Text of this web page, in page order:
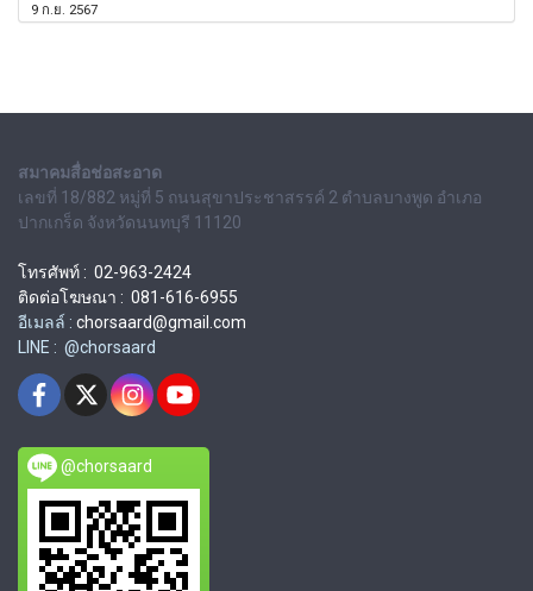
9 ก.ย. 2567
สมาคมสื่อช่อสะอาด
เลขที่ 18/882 หมู่ที่ 5 ถนนสุขาประชาสรรค์ 2 ตำบลบางพูด อำเภอ
ปากเกร็ด จังหวัดนนทบุรี 11120
โทรศัพท์ : 02-963-2424
ติดต่อโฆษณา : 081-616-6955
อีเมลล์ : chorsaard@gmail.com
LINE : @chorsaard
@chorsaard